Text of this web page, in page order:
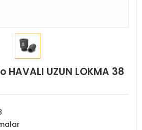
HAVALI UZUN LOKMA 38